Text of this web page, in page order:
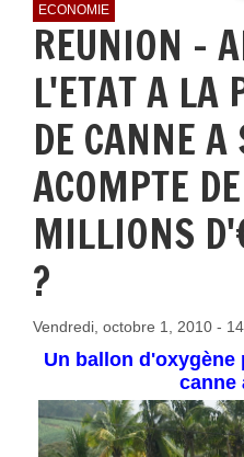
ECONOMIE
REUNION -
L'ETAT A LA
DE CANNE A
ACOMPTE
MILLIONS
?
Vendredi, octobre 1, 2010 -
Un ballon
canne